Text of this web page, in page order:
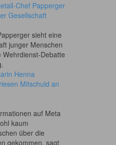
Chef Papperger
Gesellschaft
sieht eine
junger Menschen
Debatte
Henna
Mitschuld an
auf Meta
kaum
über die
gekommen, sagt